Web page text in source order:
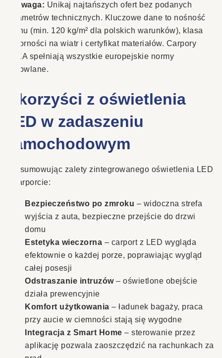
Uwaga: Unikaj najtańszych ofert bez podanych
parametrów technicznych. Kluczowe dane to nośność
dachu (min. 120 kg/m² dla polskich warunków), klasa
odporności na wiatr i certyfikat materiałów. Carpory
ESKA spełniają wszystkie europejskie normy
budowlane.
5 korzyści z oświetlenia
LED w zadaszeniu
samochodowym
Podsumowując zalety zintegrowanego oświetlenia LED
w carporcie:
Bezpieczeństwo po zmroku – widoczna strefa
wyjścia z auta, bezpieczne przejście do drzwi
domu
Estetyka wieczorna – carport z LED wygląda
efektownie o każdej porze, poprawiając wygląd
całej posesji
Odstraszanie intruzów– oświetlone obejście
działa prewencyjnie
Komfort użytkowania – ładunek bagaży, praca
przy aucie w ciemności stają się wygodne
Integracja z Smart Home – sterowanie przez
aplikację pozwala zaoszczędzić na rachunkach za